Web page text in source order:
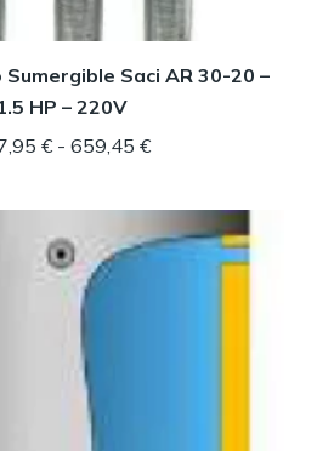
Sumergible Saci AR 30-20 –
HP – 220V
€ - 659,45 €Rango
precios:
desde